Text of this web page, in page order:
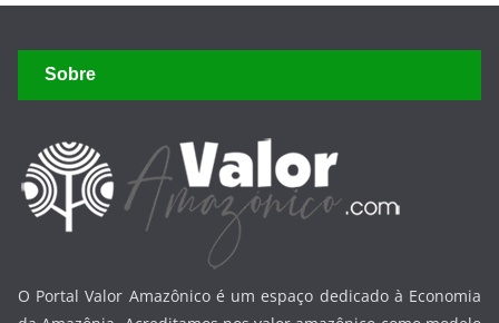
Sobre
O Portal Valor Amazônico é um espaço dedicado à Economia